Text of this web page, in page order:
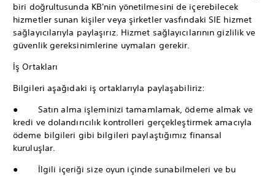
biri doğrultusunda KB'nin yönetilmesini de içerebilecek
hizmetler sunan kişiler veya şirketler vasfındaki SIE hizmet
sağlayıcılarıyla paylaşırız. Hizmet sağlayıcılarının gizlilik ve
güvenlik gereksinimlerine uymaları gerekir.
İş Ortakları
Bilgileri aşağıdaki iş ortaklarıyla paylaşabiliriz:
● Satın alma işleminizi tamamlamak, ödeme almak ve
kredi ve dolandırıcılık kontrolleri gerçekleştirmek amacıyla
ödeme bilgileri gibi bilgileri paylaştığımız finansal
kuruluşlar.
● İlgili içeriği size oyun içinde sunabilmeleri ve bu